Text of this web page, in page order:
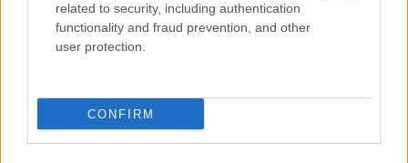
related to security, including authentication
functionality and fraud prevention, and other
user protection.
CONFIRM